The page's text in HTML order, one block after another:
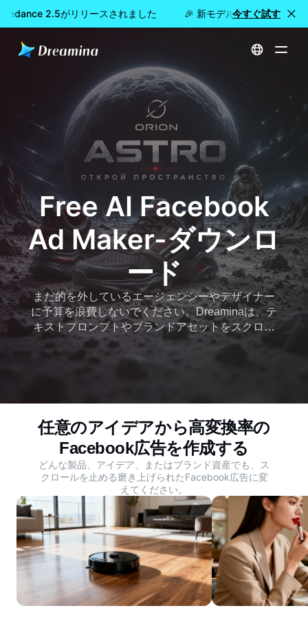
2.5がリリースされました 🎉 新モデル公開：
今すぐ試す
ホーム 作成する Free AI Facebook Ad Maker-ダウンロード
Free AI Facebook
Ad Maker-ダウンロ
ード
まだ的を外しているエージェンシーやデザイナー
に予算を浪費しないでください。Dreaminaは、テ
キストプロンプトやブランドアセットをスクロー
ル停止ビジュアルやアニメーション広告に瞬時に
変換する無料のFacebook広告メーカーです。今日
任意のアイデアから高変換率の
Facebook広告を作成する
どんな製品、アイデア、またはブランド資産でも、ス
クロールを止める磨き上げられたFacebook広告に変
えてください。